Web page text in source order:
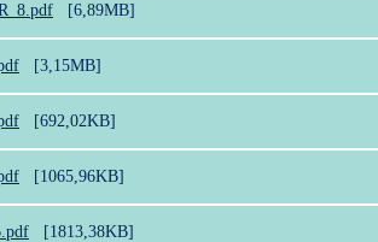
[6,89MB]
[3,15MB]
[692,02KB]
[1065,96KB]
[1813,38KB]